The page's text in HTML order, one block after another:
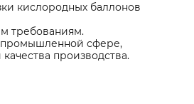
кислородных баллонов
требованиям.
промышленной сфере,
производства.